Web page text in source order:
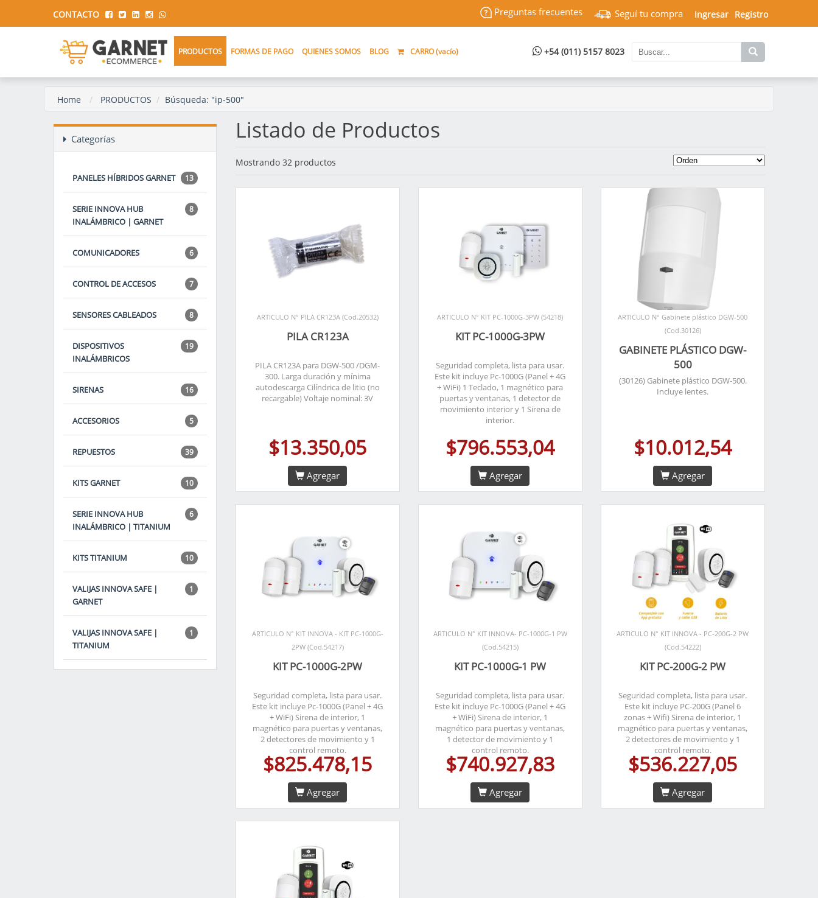
CONTACTO Ingresar Registro
Seguí tu compra
Preguntas frecuentes
+54 (011) 5157 8023
PRODUCTOS FORMAS DE PAGO QUIENES SOMOS BLOG CARRO (vacío)
Home PRODUCTOS Búsqueda: "ip-500"
Categorías
13
PANELES HÍBRIDOS GARNET
8
SERIE INNOVA HUB
INALÁMBRICO | GARNET
6
COMUNICADORES
7
CONTROL DE ACCESOS
8
SENSORES CABLEADOS
19
DISPOSITIVOS
INALÁMBRICOS
16
SIRENAS
5
ACCESORIOS
39
REPUESTOS
10
KITS GARNET
6
SERIE INNOVA HUB
INALÁMBRICO | TITANIUM
10
KITS TITANIUM
1
VALIJAS INNOVA SAFE |
GARNET
1
VALIJAS INNOVA SAFE |
TITANIUM
Listado de Productos
Mostrando 32 productos
ARTICULO N° PILA CR123A (Cod.20532)
PILA CR123A
PILA CR123A para DGW-500 /DGM-
300. Larga duración y mínima
autodescarga Cilíndrica de litio (no
recargable) Voltaje nominal: 3V
$13.350,05
Agregar
ARTICULO N° KIT PC-1000G-3PW (54218)
KIT PC-1000G-3PW
Seguridad completa, lista para usar.
Este kit incluye Pc-1000G (Panel + 4G
+ WiFi) 1 Teclado, 1 magnético para
puertas y ventanas, 1 detector de
movimiento interior y 1 Sirena de
interior.
$796.553,04
Agregar
ARTICULO N° Gabinete plástico DGW-500
(Cod.30126)
GABINETE PLÁSTICO DGW-
500
(30126) Gabinete plástico DGW-500.
Incluye lentes.
$10.012,54
Agregar
ARTICULO N° KIT INNOVA - KIT PC-1000G-
2PW (Cod.54217)
KIT PC-1000G-2PW
Seguridad completa, lista para usar.
Este kit incluye Pc-1000G (Panel + 4G
+ WiFi) Sirena de interior, 1
magnético para puertas y ventanas,
2 detectores de movimiento y 1
control remoto.
$825.478,15
Agregar
ARTICULO N° KIT INNOVA- PC-1000G-1 PW
(Cod.54215)
KIT PC-1000G-1 PW
Seguridad completa, lista para usar.
Este kit incluye Pc-1000G (Panel + 4G
+ WiFi) Sirena de interior, 1
magnético para puertas y ventanas,
1 detector de movimiento y 1
control remoto.
$740.927,83
Agregar
ARTICULO N° KIT INNOVA - PC-200G-2 PW
(Cod.54222)
KIT PC-200G-2 PW
Seguridad completa, lista para usar.
Este kit incluye PC-200G (Panel 6
zonas + Wifi) Sirena de interior, 1
magnético para puertas y ventanas,
2 detectores de movimiento y 1
control remoto.
$536.227,05
Agregar